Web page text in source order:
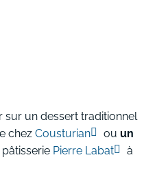
sur un dessert traditionnel
chez Cousturian ou un
Pierre Labat
à